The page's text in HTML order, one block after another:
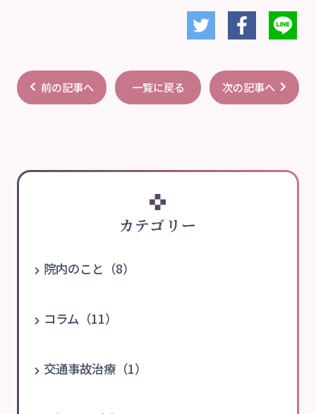
前の記事へ 一覧に戻る 次の記事へ
カテゴリー
院内のこと（8）
コラム（11）
交通事故治療（1）